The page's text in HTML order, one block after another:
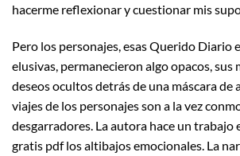
hacerme reflexionar y cuestionar mis
Pero los personajes, esas Querido Diario
elusivas, permanecieron algo opacos, sus
deseos ocultos detrás de una máscara de
viajes de los personajes son a la vez
desgarradores. La autora hace un trabajo
gratis pdf los altibajos emocionales. La